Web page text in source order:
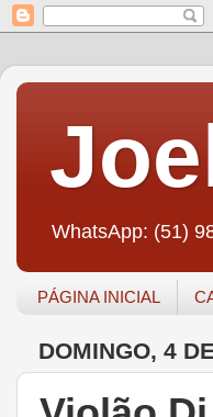
WhatsApp: (51)
PÁGINA INICIAL
DOMINGO, 4